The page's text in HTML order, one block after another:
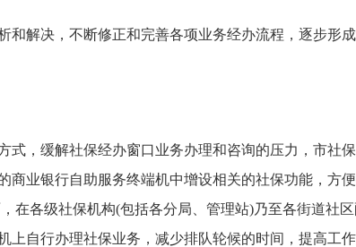
解决，不断修正和完善各项业务经办流程，逐步形
，缓解社保经办窗口业务办理和咨询的压力，市社
商业银行自助服务终端机中增设相关的社保功能，方
在各级社保机构(包括各分局、管理站)乃至各街道社
自行办理社保业务，减少排队轮候的时间，提高工作